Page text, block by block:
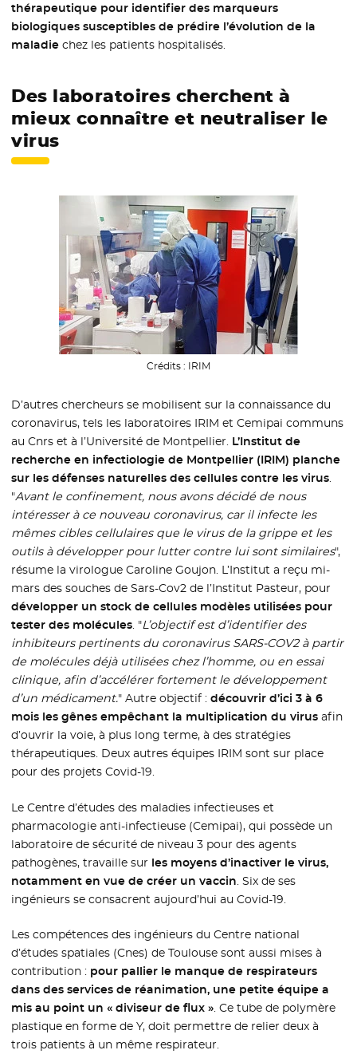
thérapeutique pour identifier des marqueurs
biologiques susceptibles de prédire l’évolution de la
maladie chez les patients hospitalisés.
Des laboratoires cherchent à
mieux connaître et neutraliser le
virus
Crédits : IRIM
D’autres chercheurs se mobilisent sur la connaissance du
coronavirus, tels les laboratoires IRIM et Cemipai communs
au Cnrs et à l’Université de Montpellier. L’Institut de
recherche en infectiologie de Montpellier (IRIM) planche
sur les défenses naturelles des cellules contre les virus.
"Avant le confinement, nous avons décidé de nous
intéresser à ce nouveau coronavirus, car il infecte les
mêmes cibles cellulaires que le virus de la grippe et les
outils à développer pour lutter contre lui sont similaires",
résume la virologue Caroline Goujon. L’Institut a reçu mi-
mars des souches de Sars-Cov2 de l’Institut Pasteur, pour
développer un stock de cellules modèles utilisées pour
tester des molécules. "L’objectif est d’identifier des
inhibiteurs pertinents du coronavirus SARS-COV2 à partir
de molécules déjà utilisées chez l’homme, ou en essai
clinique, afin d’accélérer fortement le développement
d’un médicament." Autre objectif :découvrir d’ici 3 à 6
mois les gênes empêchant la multiplication du virus afin
d’ouvrir la voie, à plus long terme, à des stratégies
thérapeutiques. Deux autres équipes IRIM sont sur place
pour des projets Covid-19.
Le Centre d’études des maladies infectieuses et
pharmacologie anti-infectieuse (Cemipai), qui possède un
laboratoire de sécurité de niveau 3 pour des agents
pathogènes, travaille sur les moyens d’inactiver le virus,
notamment en vue de créer un vaccin. Six de ses
ingénieurs se consacrent aujourd’hui au Covid-19.
Les compétences des ingénieurs du Centre national
d’études spatiales (Cnes) de Toulouse sont aussi mises à
contribution : pour pallier le manque de respirateurs
dans des services de réanimation, une petite équipe a
mis au point un « diviseur de flux ». Ce tube de polymère
plastique en forme de Y, doit permettre de relier deux à
trois patients à un même respirateur.